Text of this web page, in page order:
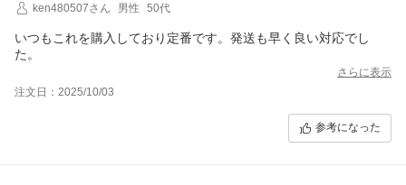
ken480507さん
男性 50代
いつもこれを購入しており定番です。発送も早く良い対応でし
た。
さらに表示
注文日：2025/10/03
参考になった